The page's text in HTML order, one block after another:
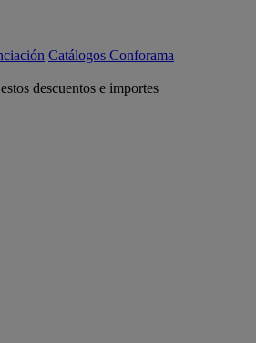
Catálogos Conforama
descuentos e importes